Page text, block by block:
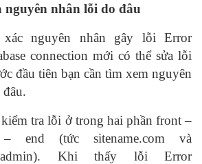
nhân lỗi do đâu
nguyên nhân gây lỗi Error
connection mới có thể sửa lỗi
đầu tiên bạn cần tìm xem nguyên
kiểm tra lỗi ở trong hai phần front –
end (tức sitename.com và
admin). Khi thấy lỗi Error